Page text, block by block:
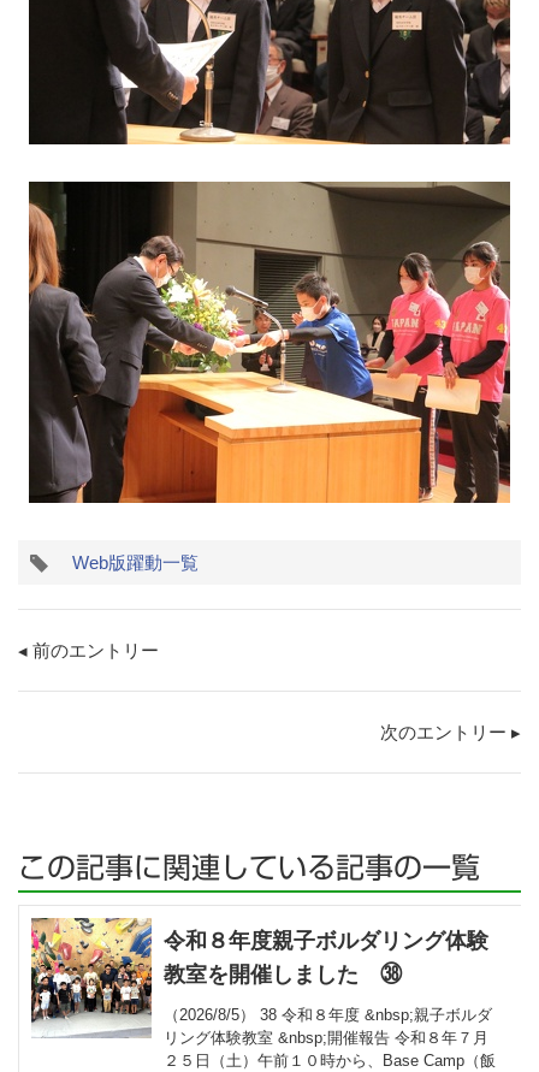
タ
Web版躍動一覧
◂ 前のエントリー
次のエントリー ▸
この記事に関連している記事の一覧
令和８年度親子ボルダリング体験
教室を開催しました ㊳
（2026/8/5） 38 令和８年度 &nbsp;親子ボルダ
リング体験教室 &nbsp;開催報告 令和８年７月
２５日（土）午前１０時から、Base Camp（飯